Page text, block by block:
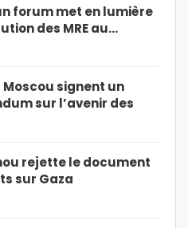
forum met en lumière
des MRE au…
Moscou signent un
sur l’avenir des
rejette le document
sur Gaza